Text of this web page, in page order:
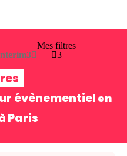
3
Mes filtres
3
évènementiel en
Paris